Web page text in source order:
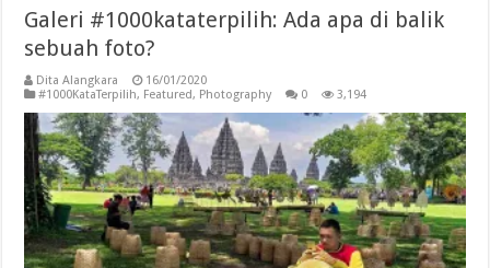
Galeri #1000kataterpilih: Ada apa di balik
sebuah foto?
Dita Alangkara
16/01/2020
#1000KataTerpilih, Featured, Photography 0 3,194